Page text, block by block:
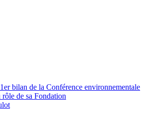
bilan de la Conférence environnementale
de sa Fondation